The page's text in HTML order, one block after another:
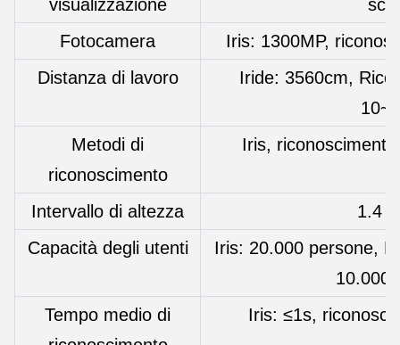
visualizzazione
Fotocamera
Iris: 1300MP,
Distanza di lavoro
Iride: 3560cm,
Metodi di
riconoscimento
Iris,
Intervallo di altezza
1.4
Capacità degli utenti
Iris: 20.000 persone,
10.000
Tempo medio di
Iris: ≤1s,